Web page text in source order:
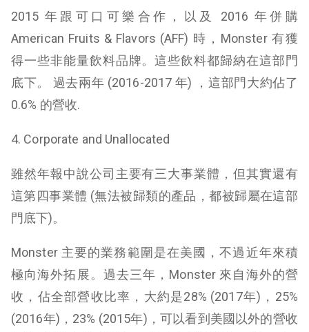
2015 年跟可口可樂合作，以及 2016 年併購
American Fruits & Flavors (AFF) 時，Monster 有獲
得一些非能量飲料品牌。這些飲料都歸納在這部門
底下。 過去兩年 (2016-2017 年) ，這部門大約佔了
0.6% 的營收.
4. Corporate and Unallocated
雖然年報中說公司主要有三大事業體，但其實還有
這第四事業體 (無法被歸類的產品，都被歸屬在這部
門底下)。
Monster 主要的業務範圍是在美國，不過近年來積
極向海外拓展。過去三年，Monster 來自海外的營
收，佔全部營收比率，大約是28% (2017年)，25%
(2016年)，23% (2015年)，可以看到美國以外的營收